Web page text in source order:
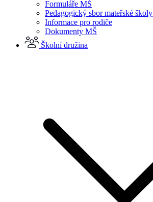
Formuláře MŠ
Pedagogický sbor mateřské školy
Informace pro rodiče
Dokumenty MŠ
Školní družina